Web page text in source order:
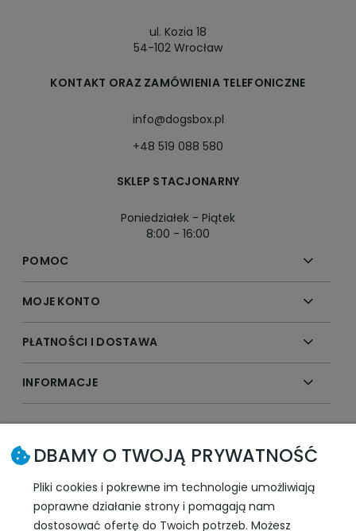
ul. Kozia 18
54-102 Wrocław
KONTAKT ORAZ ZAMÓWIENIA TELEFONICZNE
info@dogsbox.pl
+48 519 088 580
SKLEP STACJONARNY
Poniedziałek - Piątek
8:00 - 16:00
POMOC
MOJE KONTO
PŁATNOŚCI I DOSTAWA
INFORMACJE
DBAMY O TWOJĄ PRYWATNOŚĆ
Pliki cookies i pokrewne im technologie umożliwiają
poprawne działanie strony i pomagają nam
dostosować ofertę do Twoich potrzeb. Możesz